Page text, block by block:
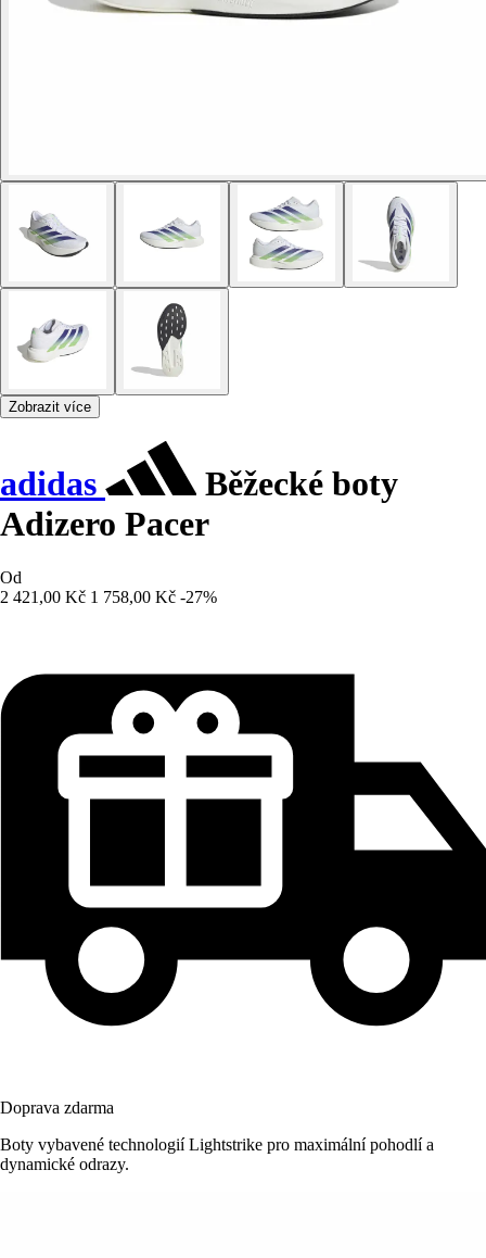
Zobrazit více
adidas
Běžecké boty
Adizero Pacer
Od
2 421,00 Kč 1 758,00 Kč -27%
Doprava zdarma
Boty vybavené technologií Lightstrike pro maximální pohodlí a
dynamické odrazy.